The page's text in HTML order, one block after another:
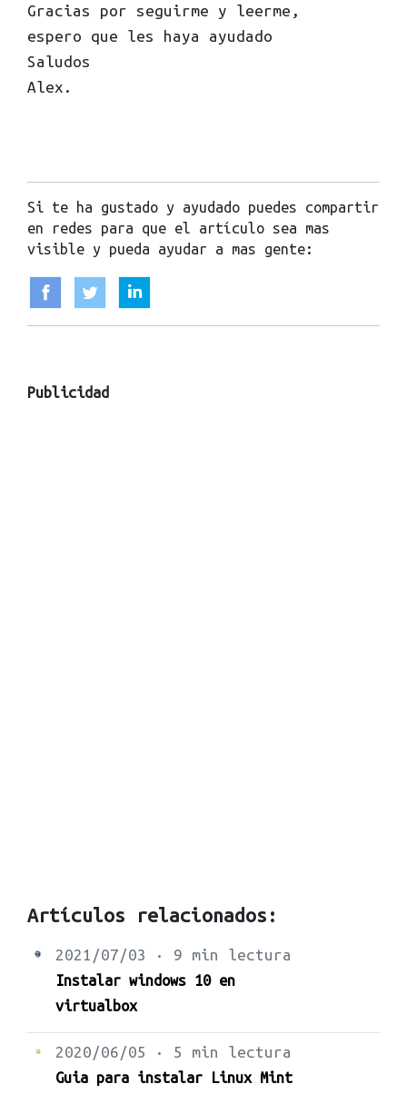
Gracias por seguirme y leerme,
espero que les haya ayudado
Saludos
Alex.
Si te ha gustado y ayudado puedes compartir
en redes para que el artículo sea mas
visible y pueda ayudar a mas gente:
Publicidad
Artículos relacionados:
2021/07/03 · 9 min lectura
Instalar windows 10 en
virtualbox
2020/06/05 · 5 min lectura
Guia para instalar Linux Mint